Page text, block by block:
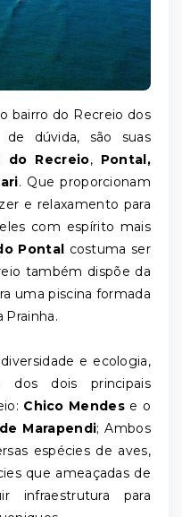
bairro do Recreio dos
de dúvida, são suas
do Recreio, Pontal,
. Que proporcionam
e relaxamento para
com espírito mais
Pontal costuma ser
também dispõe da
uma piscina formada
Prainha.
e ecologia,
dos dois principais
Chico Mendese o
Marapendi; Ambos
espécies de aves,
que ameaçadas de
infraestrutura para